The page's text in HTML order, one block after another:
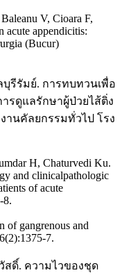
V, Cioara F,
acute appendicitis:
(Bucur)
รีรัมย์. การทบทวนเพื่อ
รดูแลรักษาผู้ป่วยไส้ติ่ง
งานคัลยกรรมทั่วไป โรง
H, Chaturvedi Ku.
and clinicalpathologic
of acute
8.
of gangrenous and
7.
สดิ์. ความไวของชุด